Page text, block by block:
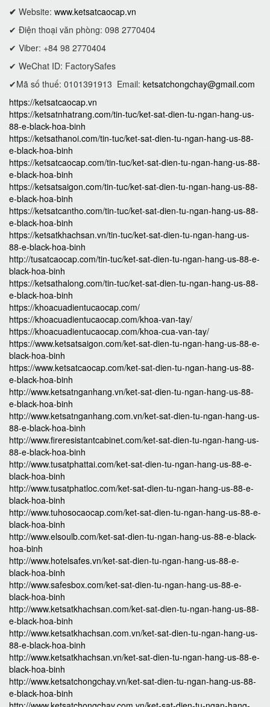
✔ Website: www.ketsatcaocap.vn
✔ Điện thoại văn phòng: 098 2770404
✔ Viber: +84 98 2770404
✔ WeChat ID: FactorySafes
✔Mã số thuế: 0101391913 Email: ketsatchongchay@gmail.com
https://ketsatcaocap.vn
https://ketsatnhatrang.com/tin-tuc/ket-sat-dien-tu-ngan-hang-us-
88-e-black-hoa-binh
https://ketsathanoi.com/tin-tuc/ket-sat-dien-tu-ngan-hang-us-88-
e-black-hoa-binh
https://ketsatcaocap.com/tin-tuc/ket-sat-dien-tu-ngan-hang-us-88-
e-black-hoa-binh
https://ketsatsaigon.com/tin-tuc/ket-sat-dien-tu-ngan-hang-us-88-
e-black-hoa-binh
https://ketsatcantho.com/tin-tuc/ket-sat-dien-tu-ngan-hang-us-88-
e-black-hoa-binh
https://ketsatkhachsan.vn/tin-tuc/ket-sat-dien-tu-ngan-hang-us-
88-e-black-hoa-binh
http://tusatcaocap.com/tin-tuc/ket-sat-dien-tu-ngan-hang-us-88-e-
black-hoa-binh
https://ketsathalong.com/tin-tuc/ket-sat-dien-tu-ngan-hang-us-88-
e-black-hoa-binh
https://khoacuadientucaocap.com/
https://khoacuadientucaocap.com/khoa-van-tay/
https://khoacuadientucaocap.com/khoa-cua-van-tay/
https://www.ketsatsaigon.com/ket-sat-dien-tu-ngan-hang-us-88-e-
black-hoa-binh
https://www.ketsatcaocap.com/ket-sat-dien-tu-ngan-hang-us-88-
e-black-hoa-binh
http://www.ketsatnganhang.vn/ket-sat-dien-tu-ngan-hang-us-88-
e-black-hoa-binh
http://www.ketsatnganhang.com.vn/ket-sat-dien-tu-ngan-hang-us-
88-e-black-hoa-binh
http://www.fireresistantcabinet.com/ket-sat-dien-tu-ngan-hang-us-
88-e-black-hoa-binh
http://www.tusatphattai.com/ket-sat-dien-tu-ngan-hang-us-88-e-
black-hoa-binh
http://www.tusatphatloc.com/ket-sat-dien-tu-ngan-hang-us-88-e-
black-hoa-binh
http://www.tuhosocaocap.com/ket-sat-dien-tu-ngan-hang-us-88-e-
black-hoa-binh
http://www.elsoulb.com/ket-sat-dien-tu-ngan-hang-us-88-e-black-
hoa-binh
http://www.hotelsafes.vn/ket-sat-dien-tu-ngan-hang-us-88-e-
black-hoa-binh
http://www.safesbox.com/ket-sat-dien-tu-ngan-hang-us-88-e-
black-hoa-binh
http://www.ketsatkhachsan.com/ket-sat-dien-tu-ngan-hang-us-88-
e-black-hoa-binh
http://www.ketsatkhachsan.com.vn/ket-sat-dien-tu-ngan-hang-us-
88-e-black-hoa-binh
http://www.ketsatkhachsan.vn/ket-sat-dien-tu-ngan-hang-us-88-e-
black-hoa-binh
http://www.ketsatchongchay.vn/ket-sat-dien-tu-ngan-hang-us-88-
e-black-hoa-binh